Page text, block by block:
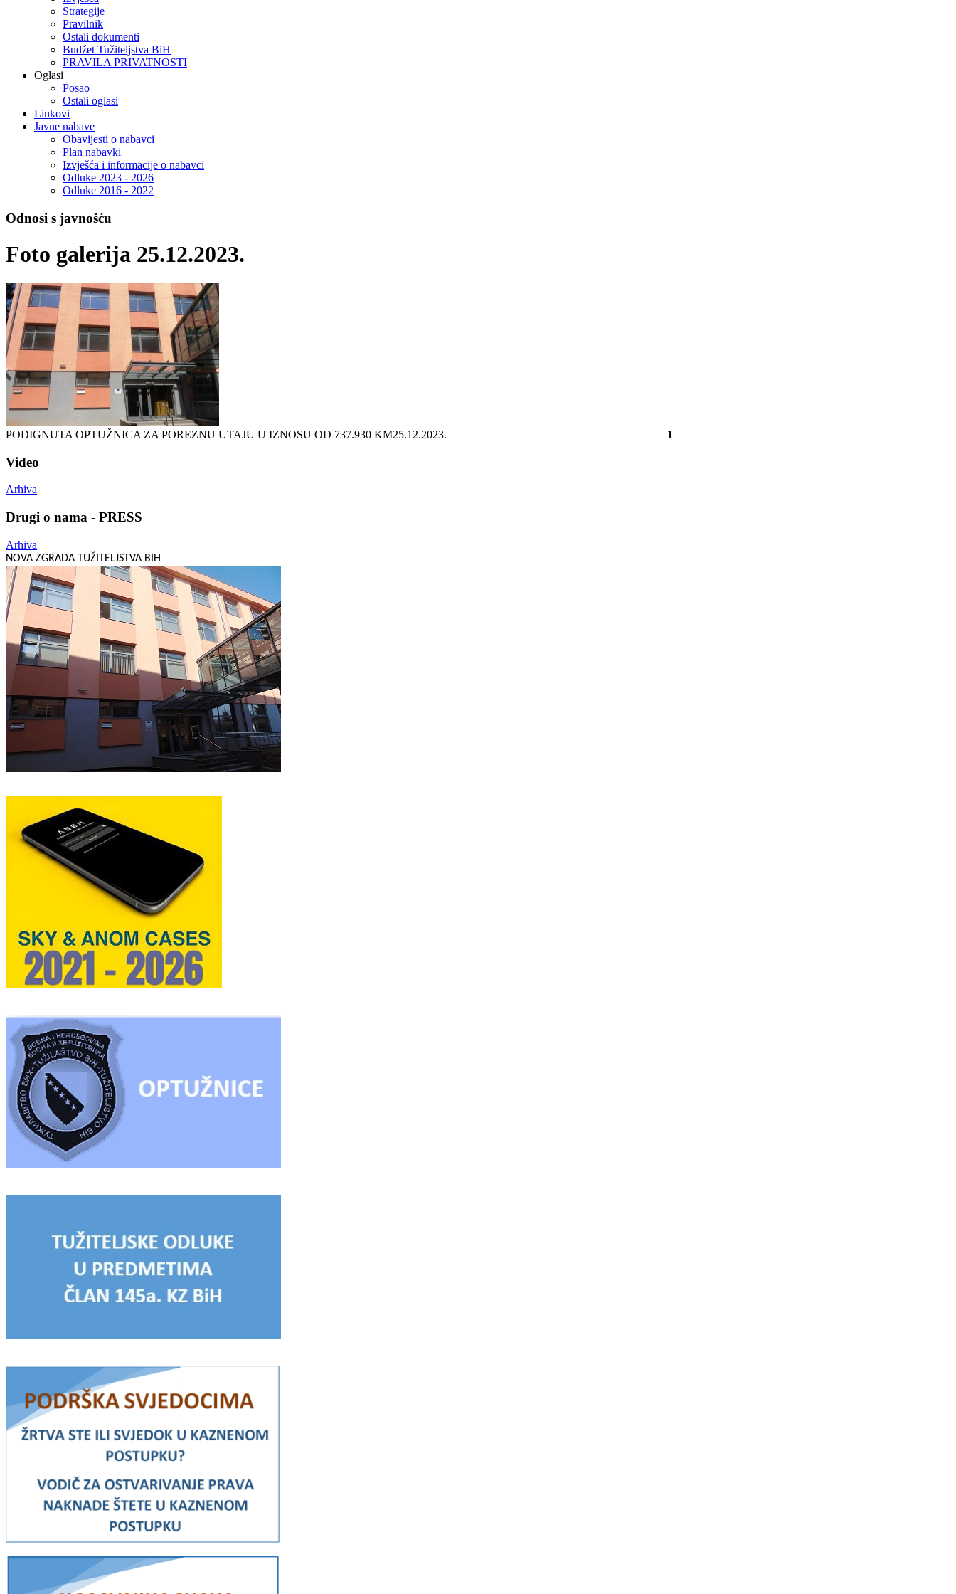
Strategije
Pravilnik
Ostali dokumenti
Budžet Tužiteljstva BiH
PRAVILA PRIVATNOSTI
Oglasi
Posao
Ostali oglasi
Linkovi
Javne nabave
Obavijesti o nabavci
Plan nabavki
Izvješća i informacije o nabavci
Odluke 2023 - 2026
Odluke 2016 - 2022
Odnosi s javnošću
Foto galerija 25.12.2023.
PODIGNUTA OPTUŽNICA ZA POREZNU UTAJU U IZNOSU OD 737.930 KM25.12.2023. 1
Video
Arhiva
Drugi o nama - PRESS
Arhiva
NOVA ZGRADA TUŽITELJSTVA BIH